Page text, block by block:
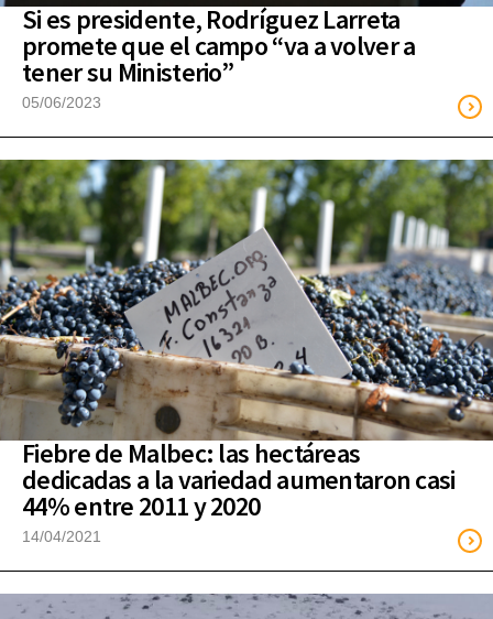
Si es presidente, Rodríguez Larreta
promete que el campo “va a volver a
tener su Ministerio”
05/06/2023
Fiebre de Malbec: las hectáreas
dedicadas a la variedad aumentaron casi
44% entre 2011 y 2020
14/04/2021